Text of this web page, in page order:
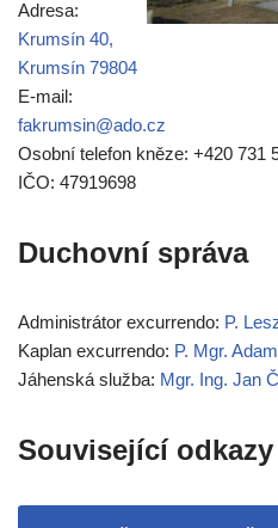
Adresa:
Krumsín 40,
Krumsín 79804
E-mail:
fakrumsin@ado.cz
Osobní telefon kněze: +420 731
IČO: 47919698
Duchovní správa
Administrátor excurrendo: P.
Kaplan excurrendo: P. Mgr.
Jáhenská služba: Mgr. Ing. Jan
Související odkazy